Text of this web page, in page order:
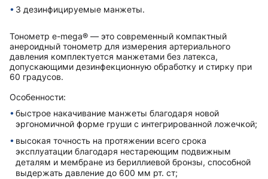
3 дезинфицируемые манжеты.
Тонометр e-mega® — это современный компактный
анероидный тонометр для измерения артериального
давления комплектуется манжетами без латекса,
допускающими дезинфекционную обработку и стирку при
60 градусов.
Особенности:
быстрое накачивание манжеты благодаря новой
эргономичной форме груши с интегрированной ложечкой;
высокая точность на протяжении всего срока
эксплуатации благодаря нестареющим подвижным
деталям и мембране из бериллиевой бронзы, способной
выдержать давление до 600 мм рт. ст;